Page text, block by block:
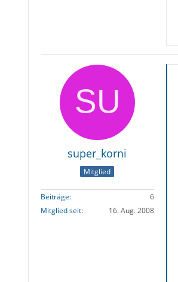
super_korni
Mitglied
Beiträge
6
Mitglied seit
16. Aug. 2008